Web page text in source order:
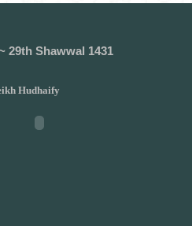
29th Shawwal 1431
Hudhaify